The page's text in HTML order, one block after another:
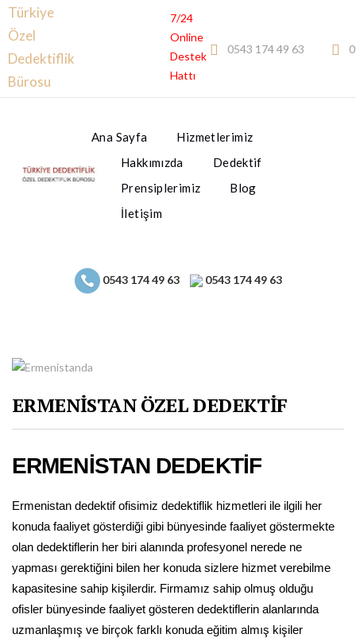
Türkiye
Özel
Dedektiflik
Bürosu
7/24
Online
Destek
Hattı
0543 174 49 63
Ana Sayfa
Hizmetlerimiz
Hakkımızda
Dedektif
Prensiplerimiz
Blog
İletişim
0543 174 49 63 0543 174 49 63
ERMENİSTAN ÖZEL DEDEKTİF
ERMENİSTAN DEDEKTİF
Ermenistan dedektif ofisimiz dedektiflik hizmetleri ile ilgili her
konuda faaliyet gösterdiği gibi bünyesinde faaliyet göstermekte
olan dedektiflerin her biri alanında profesyonel nerede ne
yapması gerektiğini bilen her konuda sizlere hizmet verebilme
kapasitesine sahip kişilerdir. Firmamız sahip olmuş olduğu
ofisler bünyesinde faaliyet gösteren dedektiflerin alanlarında
uzmanlaşmış ve birçok farklı konuda eğitim almış kişiler